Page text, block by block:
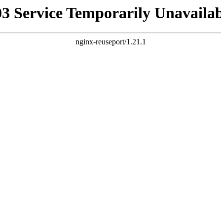
Service Temporarily
nginx-reuseport/1.21.1